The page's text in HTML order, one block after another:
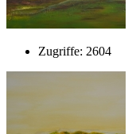
Zugriffe: 2604